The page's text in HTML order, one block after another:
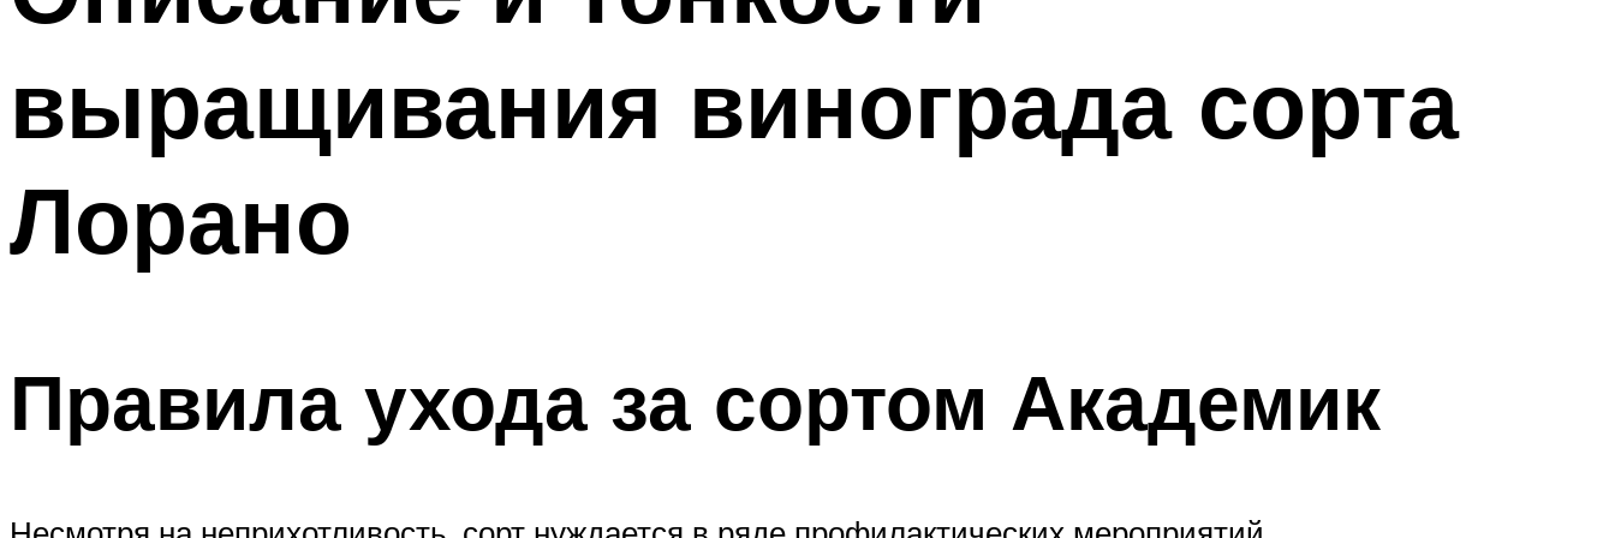
выращивания винограда сорта
Лорано
Правила ухода за сортом Академик